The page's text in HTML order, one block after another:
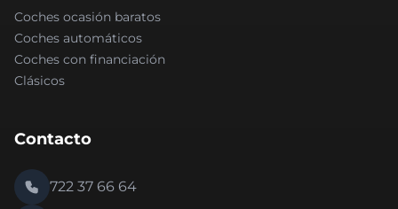
Coches ocasión baratos
Coches automáticos
Coches con financiación
Clásicos
Contacto
722 37 66 64